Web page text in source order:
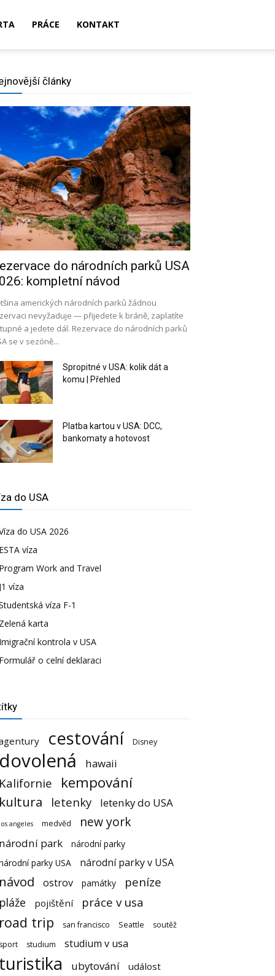
PRÁCE KONTAKT
články
do národních parků USA
kompletní návod
amerických národních parků žádnou
nevyžaduje — přijedete k bráně, zaplatíte
a jedete dál. Rezervace do národních parků
se v sezóně...
Spropitné v USA: kolik dát a
komu | Přehled
Platba kartou v USA: DCC,
bankomaty a hotovost
do USA
do USA 2026
víza
Work and Travel
víza
víza F-1
karta
kontrola v USA
o celní deklaraci
cestování Disney
hawaii
kempování
letenky letenky do USA
angeles medvěd new york
park
národní parky
parky USA
národní parky v USA
ostrov památky peníze
pojištění práce v usa
trip san francisco Seattle
soutěž
studium studium v usa
ubytování událost